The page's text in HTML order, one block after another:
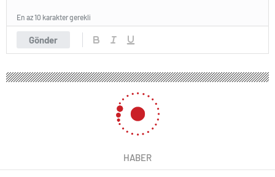
Gönder
En az 10 karakter gerekli
HABER